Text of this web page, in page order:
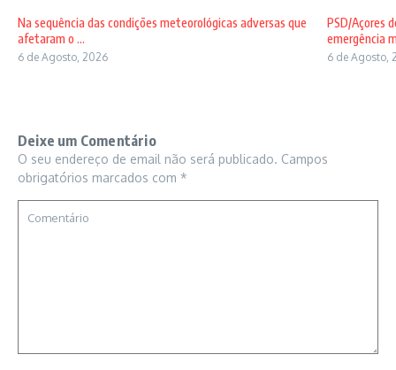
Na sequência das condições meteorológicas adversas que
afetaram o ...
6 de Agosto, 2026
PSD/Açores
emergência
6 de Agosto,
Deixe um Comentário
O seu endereço de email não será publicado. Campos
obrigatórios marcados com *